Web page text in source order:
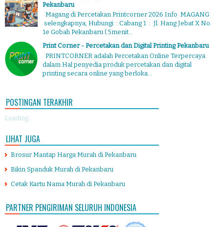
Pekanbaru
Magang di Percetakan Printcorner 2026 Info MAGANG
selengkapnya, Hubungi : Cabang 1 : Jl. Hang Jebat X No.
1e Gobah Pekanbaru ( 5menit...
Print Corner - Percetakan dan Digital Printing Pekanbaru
PRINTCORNER adalah Percetakan Online Terpercaya
dalam Hal penyedia produk percetakan dan digital
printing secara online yang berloka...
POSTINGAN TERAKHIR
Loading...
LIHAT JUGA
Brosur Mantap Harga Murah di Pekanbaru
Bikin Spanduk Murah di Pekanbaru
Cetak Kartu Nama Murah di Pekanbaru
PARTNER PENGIRIMAN SELURUH INDONESIA